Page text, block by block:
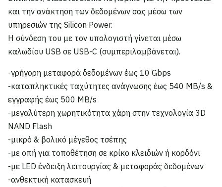
και την ανάκτηση των δεδομένων σας μέσω των
υπηρεσιών της Silicon Power.
Η σύνδεση του με τον υπολογιστή γίνεται μέσω
καλωδίου USB σε USB-C (συμπεριλαμβάνεται).
-γρήγορη μεταφορά δεδομένων έως 10 Gbps
-καταπληκτικές ταχύτητες ανάγνωσης έως 540 MB/s &
εγγραφής έως 500 MB/s
-μεγαλύτερη χωρητικότητα χάρη στην τεχνολογία 3D
NAND Flash
-μικρό & βολικό μέγεθος τσέπης
-με οπή για τοποθέτηση σε κρίκο κλειδιών ή κορδόνι
-με LED ένδειξη λειτουργίας & μεταφοράς δεδομένων
-ανθεκτική κατασκευή